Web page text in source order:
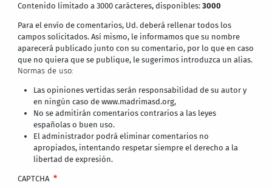
Contenido limitado a 3000 carácteres, disponibles:3000
Para el envío de comentarios, Ud. deberá rellenar todos los
campos solicitados. Así mismo, le informamos que su nombre
aparecerá publicado junto con su comentario, por lo que en caso
que no quiera que se publique, le sugerimos introduzca un alias.
Normas de uso:
Las opiniones vertidas serán responsabilidad de su autor y
en ningún caso de www.madrimasd.org,
No se admitirán comentarios contrarios a las leyes
españolas o buen uso.
El administrador podrá eliminar comentarios no
apropiados, intentando respetar siempre el derecho a la
libertad de expresión.
CAPTCHA